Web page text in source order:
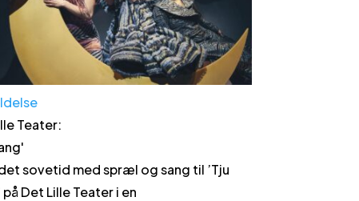
Teater:
'
sovetid med spræl og sang til ’Tju
på Det Lille Teater i en